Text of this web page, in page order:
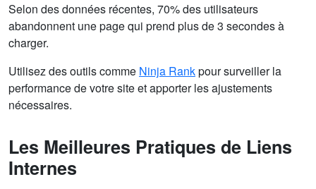
Selon des données récentes, 70% des utilisateurs
abandonnent une page qui prend plus de 3 secondes à
charger.
Utilisez des outils comme Ninja Rankpour surveiller la
performance de votre site et apporter les ajustements
nécessaires.
Les Meilleures Pratiques de Liens
Internes